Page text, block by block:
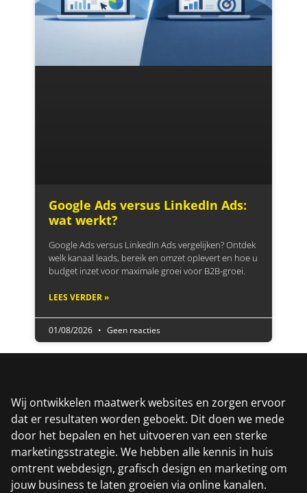
Google Ads versus LinkedIn Ads:
wat werkt?
Google Ads versus LinkedIn Ads vergelijken? Ontdek
welk kanaal leads, bereik en omzet oplevert en hoe u
budget inzet voor maximale groei voor B2B-groei.
LEES VERDER »
01/08/2026 Geen reacties
Wij ontwikkelen maatwerk websites en zorgen ervoor
dat er resultaten worden geboekt. Dit doen we mede
door het bepalen en het uitvoeren van een sterke
marketingsstrategie. We hebben alle kennis in huis
omtrent webdesign, grafisch design en marketing om
jouw business te laten groeien via online kanalen.